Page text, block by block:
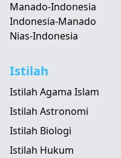
Manado-Indonesia
Indonesia-Manado
Nias-Indonesia
Istilah
Istilah Agama Islam
Istilah Astronomi
Istilah Biologi
Istilah Hukum